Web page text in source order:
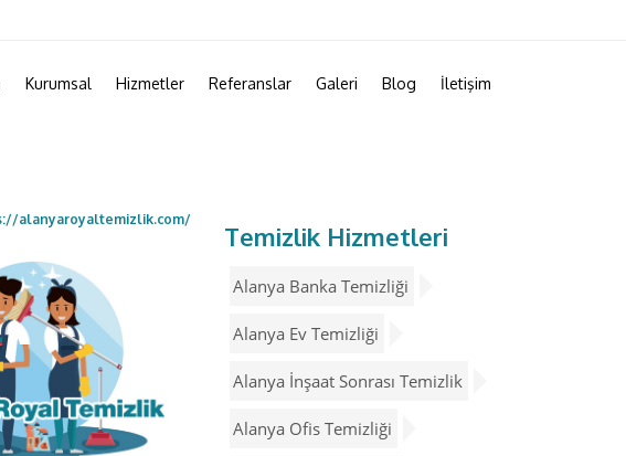
Kurumsal Hizmetler Referanslar Galeri Blog İletişim
alanyaroyaltemizlik.com/
Temizlik Hizmetleri
Alanya Banka Temizliği
Alanya Ev Temizliği
Alanya İnşaat Sonrası Temizlik
Alanya Ofis Temizliği